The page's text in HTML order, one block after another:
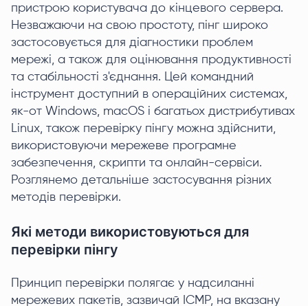
пристрою користувача до кінцевого сервера.
Незважаючи на свою простоту, пінг широко
застосовується для діагностики проблем
мережі, а також для оцінювання продуктивності
та стабільності з'єднання. Цей командний
інструмент доступний в операційних системах,
як-от Windows, macOS і багатьох дистрибутивах
Linux, також перевірку пінгу можна здійснити,
використовуючи мережеве програмне
забезпечення, скрипти та онлайн-сервіси.
Розглянемо детальніше застосування різних
методів перевірки.
Які методи використовуються для
перевірки пінгу
Принцип перевірки полягає у надсиланні
мережевих пакетів, зазвичай ICMP, на вказану